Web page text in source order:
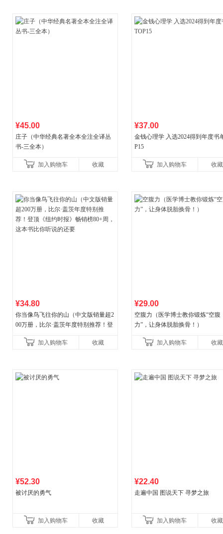
¥45.00
庄子（中华经典名著全本全注全译丛
书-三全本）
加入购物车 收藏
¥37.00
金钱心理学 入选2024得到年度书
P15
加入购物车 收藏
¥34.80
你当像鸟飞往你的山（中文版销量超2
00万册，比尔·盖茨年度特别推荐！登
比你听说的还要
加入购物车 收藏
¥29.00
空腹力（医学博士教你锻炼“空腹
力”，让身体脱胎换骨！）
加入购物车 收藏
¥52.30
被讨厌的勇气
加入购物车 收藏
¥22.40
走遍中国 图说天下 寻梦之旅
加入购物车 收藏